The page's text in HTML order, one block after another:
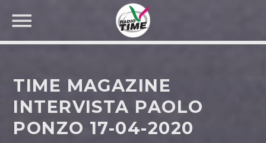
CERCA NEL SITO WEB:
TIME MAGAZINE
INTERVISTA PAOLO
PONZO 17-04-2020